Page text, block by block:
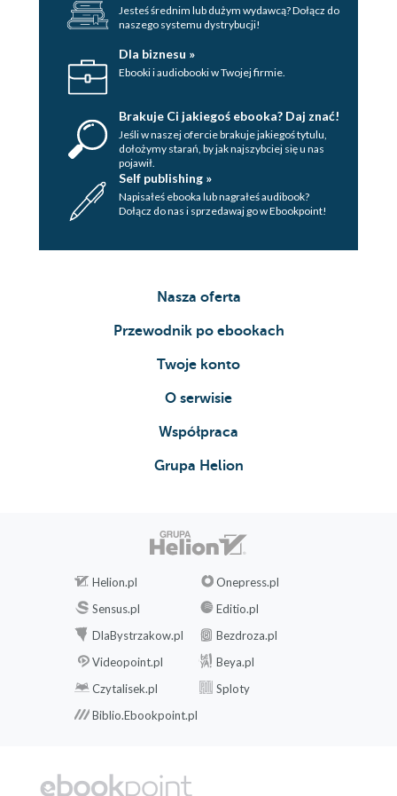
Jesteś średnim lub dużym wydawcą? Dołącz do
naszego systemu dystrybucji!
Dla biznesu »
Ebooki i audiobooki w Twojej firmie.
Brakuje Ci jakiegoś ebooka? Daj znać!
Jeśli w naszej ofercie brakuje jakiegoś tytulu,
dołożymy starań, by jak najszybciej się u nas
pojawił.
Self publishing »
Napisałeś ebooka lub nagrałeś audibook?
Dołącz do nas i sprzedawaj go w Ebookpoint!
Nasza oferta
Przewodnik po ebookach
Twoje konto
O serwisie
Współpraca
Grupa Helion
Helion.pl
Onepress.pl
Sensus.pl
Editio.pl
DlaBystrzakow.pl
Bezdroza.pl
Videopoint.pl
Beya.pl
Czytalisek.pl
Sploty
Biblio.Ebookpoint.pl